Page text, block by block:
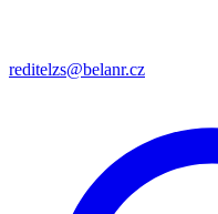
reditelzs@belanr.cz